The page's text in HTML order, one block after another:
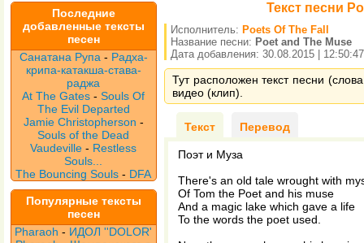
Последние
добавленные тексты
песен
Санатана Рупа - Радха-
крипа-катакша-става-
раджа
At The Gates -Souls Of
The Evil Departed
Jamie Christopherson -
Souls of the Dead
Vaudeville- Restless
Souls...
The Bouncing Souls - DFA
Популярные тексты
песен
Pharaoh - ИДОЛ ''DOLOR'
Текст песни
Исполнитель: Poets Of The Fall
Название песни: Poet and The Muse
Дата добавления: 30.08.2015 | 12:50:47
Тут расположен текст песни
видео (клип).
Текст Перевод
Поэт и Муза
There's an old tale wrought with
Of Tom the Poet and his muse
And a magic lake which gave a life
To the words the poet used.